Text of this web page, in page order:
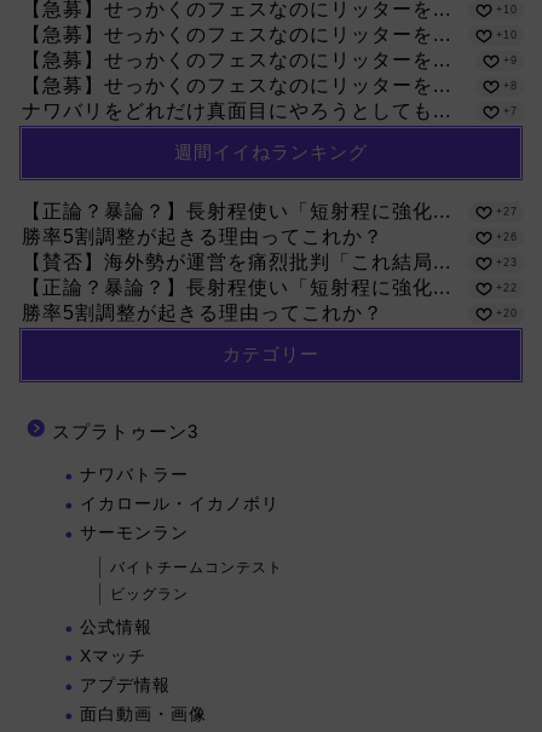
【急募】せっかくのフェスなのにリッターを... +10
【急募】せっかくのフェスなのにリッターを... +10
【急募】せっかくのフェスなのにリッターを... +9
【急募】せっかくのフェスなのにリッターを... +8
ナワバリをどれだけ真面目にやろうとしても... +7
週間イイねランキング
【正論？暴論？】長射程使い「短射程に強化... +27
勝率5割調整が起きる理由ってこれか？ +26
【賛否】海外勢が運営を痛烈批判「これ結局... +23
【正論？暴論？】長射程使い「短射程に強化... +22
勝率5割調整が起きる理由ってこれか？ +20
カテゴリー
スプラトゥーン3
ナワバトラー
イカロール・イカノボリ
サーモンラン
バイトチームコンテスト
ビッグラン
公式情報
Xマッチ
アプデ情報
面白動画・画像